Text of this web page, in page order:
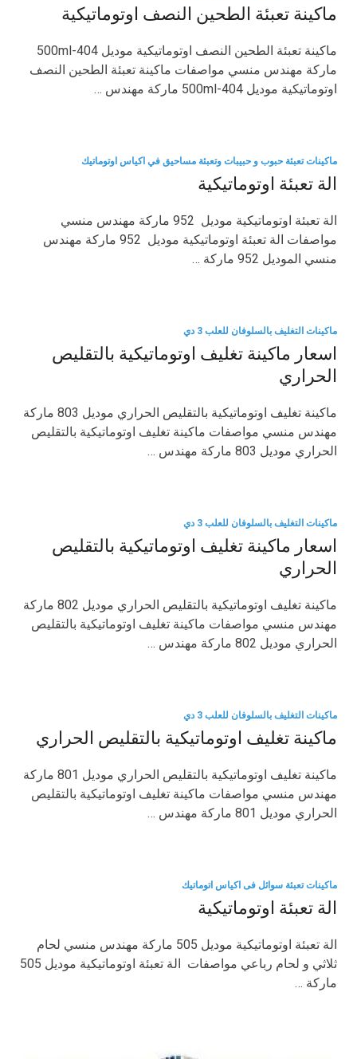
ماكينة تعبئة الطحين النصف اوتوماتيكية
ماكينة تعبئة الطحين النصف اوتوماتيكية موديل 404-500ml
ماركة مهندس منسي مواصفات ماكينة تعبئة الطحين النصف
اوتوماتيكية موديل 404-500ml ماركة مهندس …
ماكينات تعبئة حبوب و حبيبات وتعبئة مساحيق في اكياس اوتوماتيك
الة تعبئة اوتوماتيكية
الة تعبئة اوتوماتيكية موديل 952 ماركة مهندس منسي
مواصفات الة تعبئة اوتوماتيكية موديل 952 ماركة مهندس
منسي الموديل 952 ماركة …
ماكينات التغليف بالسلوفان للعلب 3 دي
اسعار ماكينة تغليف اوتوماتيكية بالتقليص
الحراري
ماكينة تغليف اوتوماتيكية بالتقليص الحراري موديل 803 ماركة
مهندس منسي مواصفات ماكينة تغليف اوتوماتيكية بالتقليص
الحراري موديل 803 ماركة مهندس …
ماكينات التغليف بالسلوفان للعلب 3 دي
اسعار ماكينة تغليف اوتوماتيكية بالتقليص
الحراري
ماكينة تغليف اوتوماتيكية بالتقليص الحراري موديل 802 ماركة
مهندس منسي مواصفات ماكينة تغليف اوتوماتيكية بالتقليص
الحراري موديل 802 ماركة مهندس …
ماكينات التغليف بالسلوفان للعلب 3 دي
ماكينة تغليف اوتوماتيكية بالتقليص الحراري
ماكينة تغليف اوتوماتيكية بالتقليص الحراري موديل 801 ماركة
مهندس منسي مواصفات ماكينة تغليف اوتوماتيكية بالتقليص
الحراري موديل 801 ماركة مهندس …
ماكينات تعبئة سوائل فى اكياس اتوماتيك
الة تعبئة اوتوماتيكية
الة تعبئة اوتوماتيكية موديل 505 ماركة مهندس منسي لحام
ثلاثي و لحام رباعي مواصفات الة تعبئة اوتوماتيكية موديل 505
ماركة …